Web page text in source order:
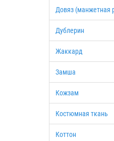
Довяз (манжетная
Дублерин
Жаккард
Замша
Кожзам
Костюмная ткань
Коттон